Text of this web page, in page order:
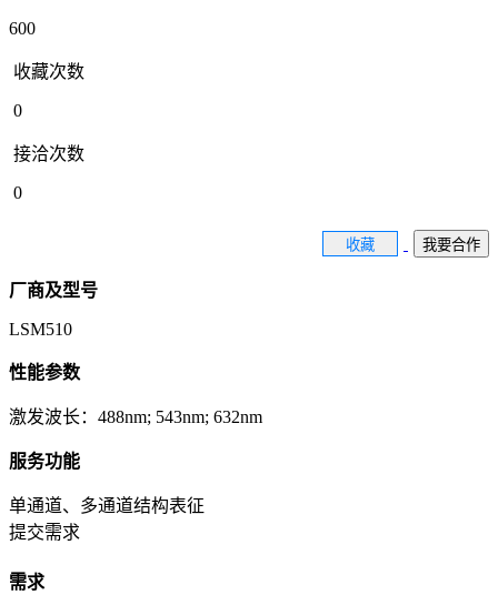
600
收藏次数
0
接洽次数
0
收藏 我要合作
厂商及型号
LSM510
性能参数
激发波长：488nm; 543nm; 632nm
服务功能
单通道、多通道结构表征
提交需求
需求